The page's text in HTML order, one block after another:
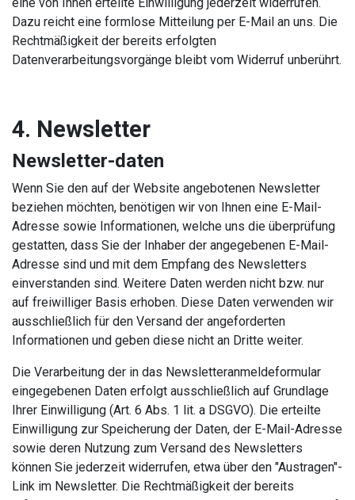
Dazu reicht eine formlose Mitteilung per E-Mail an uns. Die
Rechtmäßigkeit der bereits erfolgten
Datenverarbeitungsvorgänge bleibt vom Widerruf unberührt.
4. Newsletter
Newsletter-daten
Wenn Sie den auf der Website angebotenen Newsletter
beziehen möchten, benötigen wir von Ihnen eine E-Mail-
Adresse sowie Informationen, welche uns die überprüfung
gestatten, dass Sie der Inhaber der angegebenen E-Mail-
Adresse sind und mit dem Empfang des Newsletters
einverstanden sind. Weitere Daten werden nicht bzw. nur
auf freiwilliger Basis erhoben. Diese Daten verwenden wir
ausschließlich für den Versand der angeforderten
Informationen und geben diese nicht an Dritte weiter.
Die Verarbeitung der in das Newsletteranmeldeformular
eingegebenen Daten erfolgt ausschließlich auf Grundlage
Ihrer Einwilligung (Art. 6 Abs. 1 lit. a DSGVO). Die erteilte
Einwilligung zur Speicherung der Daten, der E-Mail-Adresse
sowie deren Nutzung zum Versand des Newsletters
können Sie jederzeit widerrufen, etwa über den "Austragen"-
Link im Newsletter. Die Rechtmäßigkeit der bereits